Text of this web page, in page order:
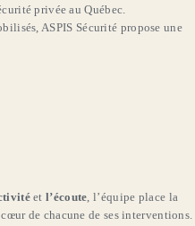
privée au Québec.
ASPIS Sécurité propose une
etl’écoute, l’équipe place la
de chacune de ses interventions.